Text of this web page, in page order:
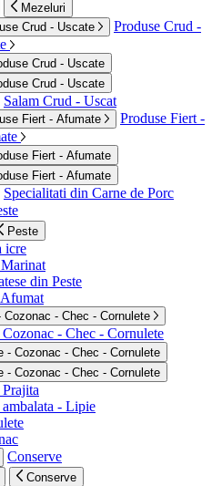
Mezeluri
Crud - Uscate
Produse Crud -
Crud - Uscate
Crud - Uscate
Salam Crud - Uscat
Fiert - Afumate
Produse Fiert -
Fiert - Afumate
Fiert - Afumate
Specialitati din Carne de Porc
Peste
icre
Marinat
din Peste
Afumat
Cozonac - Chec - Cornulete
- Chec - Cornulete
- Cozonac - Chec - Cornulete
- Cozonac - Chec - Cornulete
Prajita
ambalata - Lipie
Conserve
Conserve